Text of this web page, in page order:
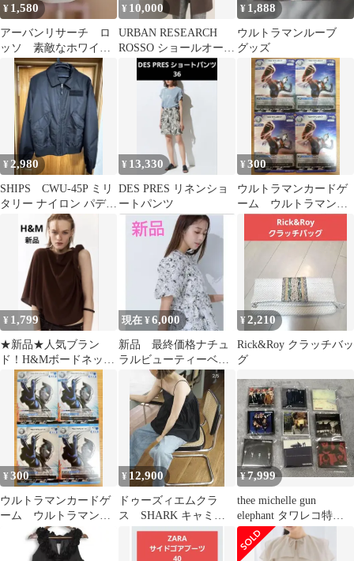
¥ 1,580
アーバンリサーチ ロ
ッソ 素敵なホワイト
の長袖 シンプル ブラウ
¥ 10,000
URBAN RESEARCH
ROSSO ショールオーバ
ーコート ブラウン
¥ 1,888
ウルトラマンルーブ
グッズ
¥ 2,980
SHIPS CWU-45P ミリ
タリー ナイロン パデッ
ト フライト ジャケット
¥ 13,330
DES PRES リネンショ
ートパンツ
¥300
ウルトラマンカードゲ
ーム ウルトラマンガ
イア R BP07-005 4
枚 美品
¥ 1,799
★新品★人気ブラン
ド！H&Mボードネック
クリンクルトップス
現在 ¥6,000
新品 最終価格ナチュ
ラルビューティーベー
シック フラワーオパー
ルペプラムブラウス
¥2,210
Rick&Roy クラッチバッ
グ
¥300
ウルトラマンカードゲ
ーム ウルトラマンフ
ーマ RR BP08-054 4
枚 美品
¥ 12,900
ドゥーズィエムクラ
ス SHARK キャミソ
ール 黒 タフタ
¥7,999
thee michelle gun
elephant タワレコ特典
缶バッジ